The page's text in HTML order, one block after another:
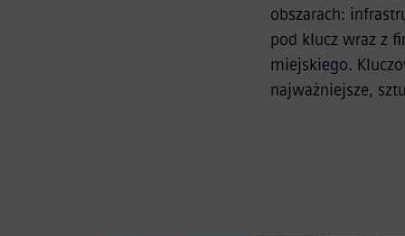
obszarach:
pod klucz wraz z
miejskiego.
najważniejsze,